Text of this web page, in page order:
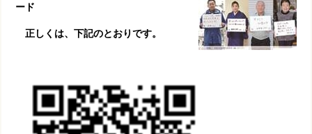
ード
正しくは、下記のとおりです。